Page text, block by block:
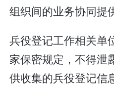
组织间的业务协同提
兵役登记工作相关单
家保密规定，不得泄
供收集的兵役登记信